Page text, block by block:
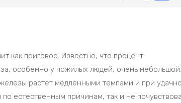
как приговор. Известно, что процент
особенно у пожилых людей, очень небольшой.
растет медленными темпами и при
естественным причинам, так и не